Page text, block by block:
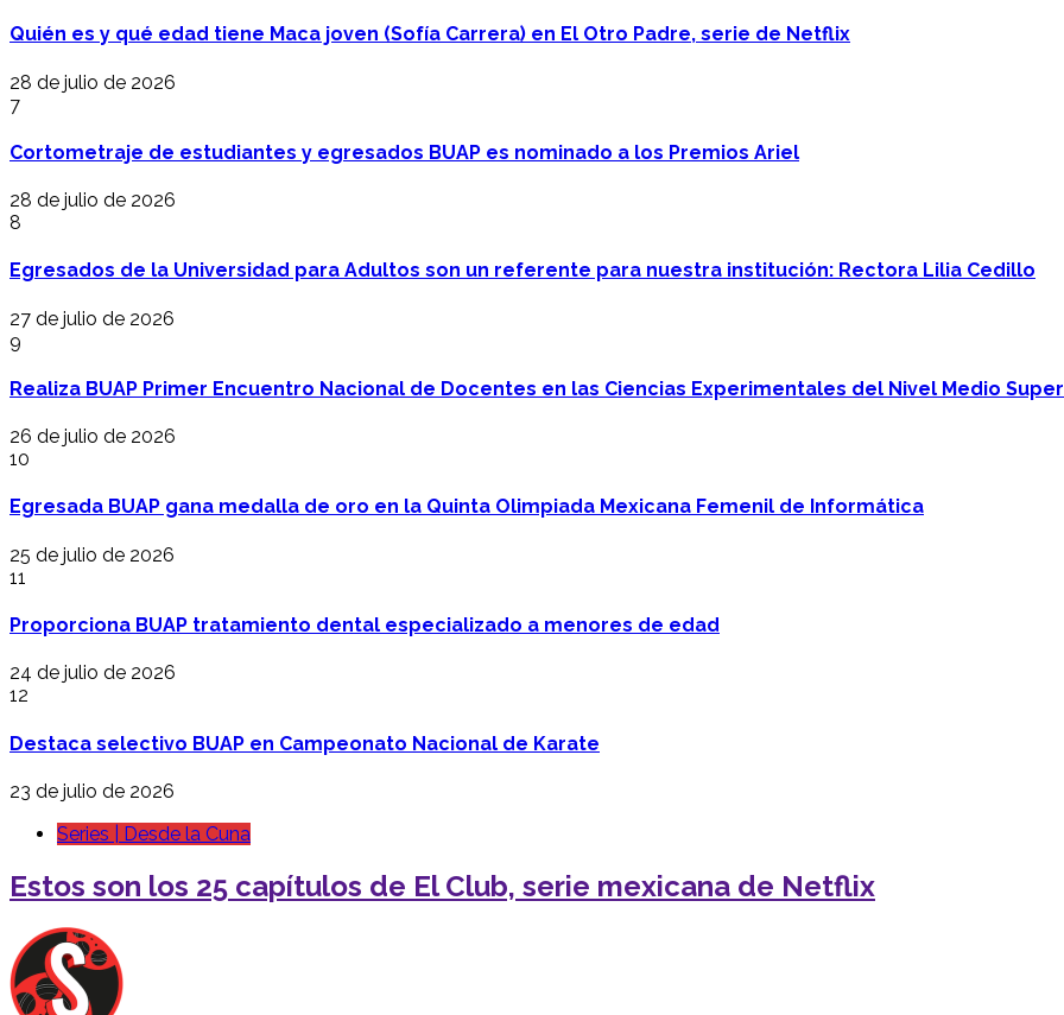
Quién es y qué edad tiene Maca joven (Sofía Carrera) en El Otro Padre, serie de Netflix
28 de julio de 2026
7
Cortometraje de estudiantes y egresados BUAP es nominado a los Premios Ariel
28 de julio de 2026
8
Egresados de la Universidad para Adultos son un referente para nuestra institución: Rectora Lilia Cedillo
27 de julio de 2026
9
Realiza BUAP Primer Encuentro Nacional de Docentes en las Ciencias Experimentales del Nivel Medio
26 de julio de 2026
10
Egresada BUAP gana medalla de oro en la Quinta Olimpiada Mexicana Femenil de Informática
25 de julio de 2026
11
Proporciona BUAP tratamiento dental especializado a menores de edad
24 de julio de 2026
12
Destaca selectivo BUAP en Campeonato Nacional de Karate
23 de julio de 2026
Series | Desde la Cuna
Estos son los 25 capítulos de El Club, serie mexicana de Netflix